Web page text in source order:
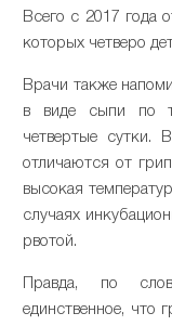
Всего с 2017 года
которых четверо
Врачи также
в виде сыпи по
четвертые
отличаются от
высокая
случаях
рвотой.
Правда, по
единственное, что